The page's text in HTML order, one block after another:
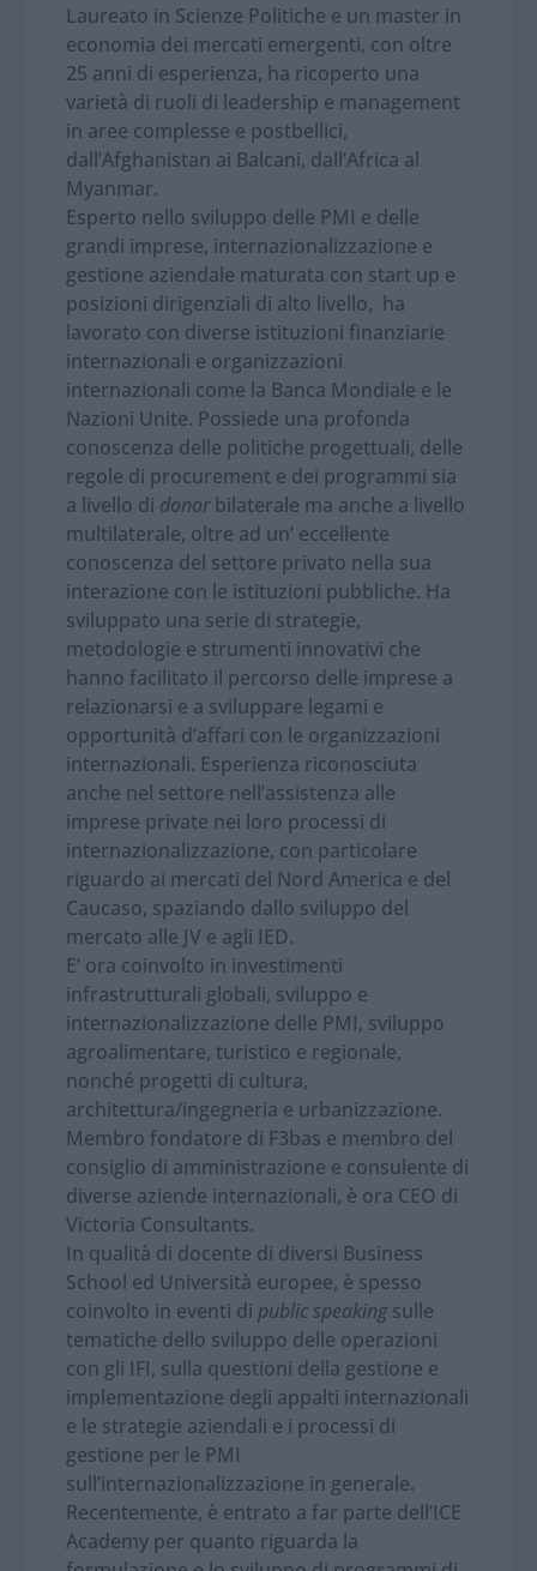
Laureato in Scienze Politiche e un master in
economia dei mercati emergenti, con oltre
25 anni di esperienza, ha ricoperto una
varietà di ruoli di leadership e management
in aree complesse e postbellici,
dall’Afghanistan ai Balcani, dall’Africa al
Myanmar.
Esperto nello sviluppo delle PMI e delle
grandi imprese, internazionalizzazione e
gestione aziendale maturata con start up e
posizioni dirigenziali di alto livello, ha
lavorato con diverse istituzioni finanziarie
internazionali e organizzazioni
internazionali come la Banca Mondiale e le
Nazioni Unite. Possiede una profonda
conoscenza delle politiche progettuali, delle
regole di procurement e dei programmi sia
a livello di donorbilaterale ma anche a livello
multilaterale, oltre ad un’ eccellente
conoscenza del settore privato nella sua
interazione con le istituzioni pubbliche. Ha
sviluppato una serie di strategie,
metodologie e strumenti innovativi che
hanno facilitato il percorso delle imprese a
relazionarsi e a sviluppare legami e
opportunità d’affari con le organizzazioni
internazionali. Esperienza riconosciuta
anche nel settore nell’assistenza alle
imprese private nei loro processi di
internazionalizzazione, con particolare
riguardo ai mercati del Nord America e del
Caucaso, spaziando dallo sviluppo del
mercato alle JV e agli IED.
E’ ora coinvolto in investimenti
infrastrutturali globali, sviluppo e
internazionalizzazione delle PMI, sviluppo
agroalimentare, turistico e regionale,
nonché progetti di cultura,
architettura/ingegneria e urbanizzazione.
Membro fondatore di F3bas e membro del
consiglio di amministrazione e consulente di
diverse aziende internazionali, è ora CEO di
Victoria Consultants.
In qualità di docente di diversi Business
School ed Università europee, è spesso
coinvolto in eventi di public speakingsulle
tematiche dello sviluppo delle operazioni
con gli IFI, sulla questioni della gestione e
implementazione degli appalti internazionali
e le strategie aziendali e i processi di
gestione per le PMI
sull’internazionalizzazione in generale.
Recentemente, è entrato a far parte dell’ICE
Academy per quanto riguarda la